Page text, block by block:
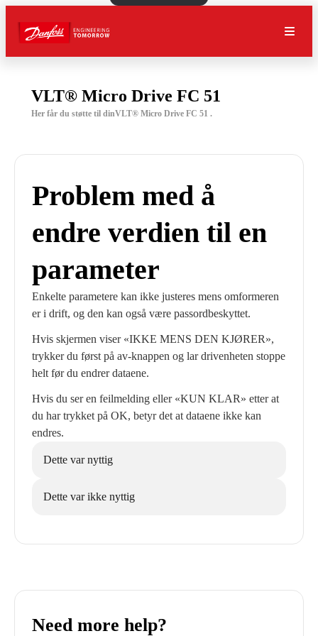
VLT® Micro Drive FC 51
Her får du støtte til dinVLT® Micro Drive FC 51 .
Problem med å
endre verdien til en
parameter
Enkelte parametere kan ikke justeres mens omformeren
er i drift, og den kan også være passordbeskyttet.
Hvis skjermen viser «IKKE MENS DEN KJØRER»,
trykker du først på av-knappen og lar drivenheten stoppe
helt før du endrer dataene.
Hvis du ser en feilmelding eller «KUN KLAR» etter at
du har trykket på OK, betyr det at dataene ikke kan
endres.
Dette var nyttig
Dette var ikke nyttig
Need more help?